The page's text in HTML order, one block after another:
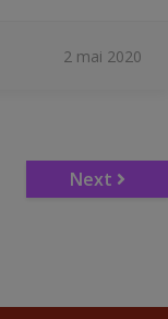
2 mai 2020
Next